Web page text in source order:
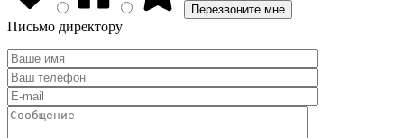
Письмо директору